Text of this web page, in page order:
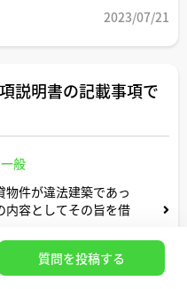
2023/07/21
説明書の記載事項で
般
件が違法建築であっ
内容としてその旨を借
ですか？
2024/07/24
質問を投稿する